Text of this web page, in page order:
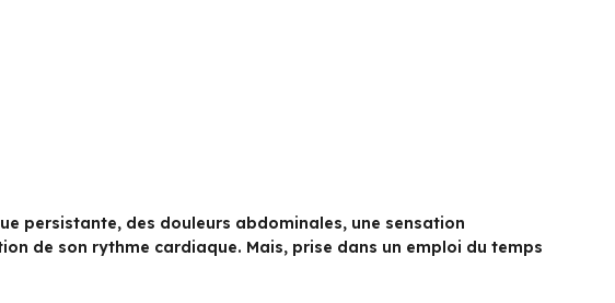
persistante, des douleurs abdominales, une sensation
de son rythme cardiaque. Mais, prise dans un emploi du temps